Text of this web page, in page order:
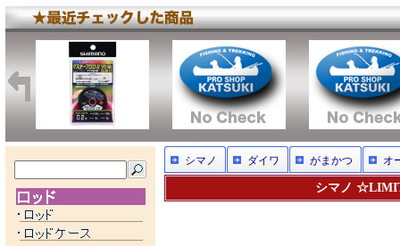
シマノ ダイワ がまかつ オ
シマノ